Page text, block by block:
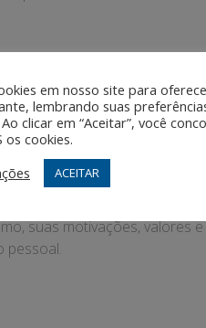
com as emoções, sem
suas motivações, valores
pessoal.
em nosso site para
lembrando suas
clicar em “Aceitar”, você
os cookies.
ACEITAR